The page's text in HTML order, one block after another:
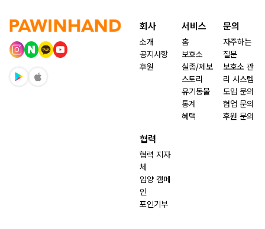
회사
소개
공지사항
후원
서비스
홈
보호소
실종/제보
스토리
유기동물
통계
혜택
문의
자주하는
질문
보호소 관
리 시스템
도입 문의
협업 문의
후원 문의
협력
협력 지자
체
입양 캠페
인
포인기부